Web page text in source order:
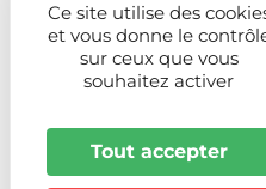
Animaux acceptés
Ce site utilise des
et vous donne le
sur ceux que vous
souhaitez activer
Tout accepter